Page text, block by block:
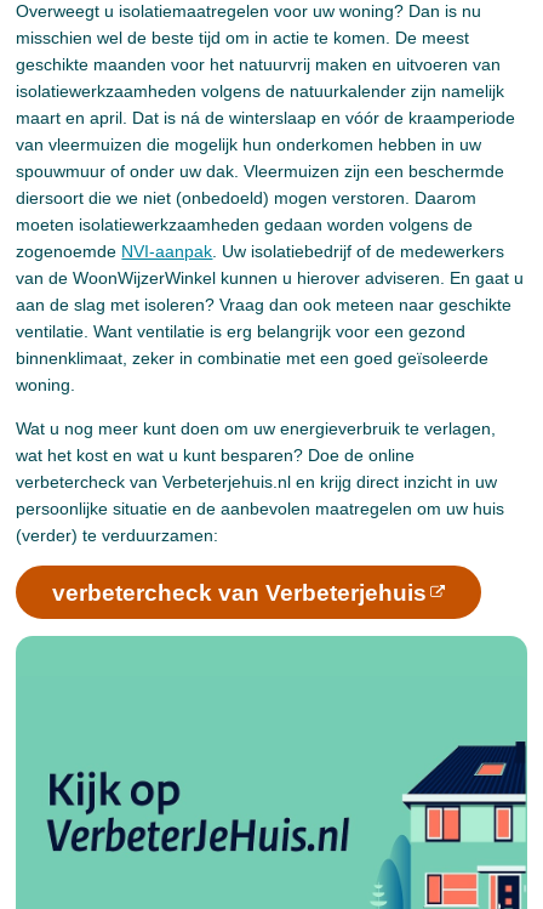
Overweegt u isolatiemaatregelen voor uw woning? Dan is nu
misschien wel de beste tijd om in actie te komen. De meest
geschikte maanden voor het natuurvrij maken en uitvoeren van
isolatiewerkzaamheden volgens de natuurkalender zijn namelijk
maart en april. Dat is ná de winterslaap en vóór de kraamperiode
van vleermuizen die mogelijk hun onderkomen hebben in uw
spouwmuur of onder uw dak. Vleermuizen zijn een beschermde
diersoort die we niet (onbedoeld) mogen verstoren. Daarom
moeten isolatiewerkzaamheden gedaan worden volgens de
zogenoemde NVI-aanpak . Uw isolatiebedrijf of de medewerkers
van de WoonWijzerWinkel kunnen u hierover adviseren. En gaat u
aan de slag met isoleren? Vraag dan ook meteen naar geschikte
ventilatie. Want ventilatie is erg belangrijk voor een gezond
binnenklimaat, zeker in combinatie met een goed geïsoleerde
woning.
Wat u nog meer kunt doen om uw energieverbruik te verlagen,
wat het kost en wat u kunt besparen? Doe de online
verbetercheck van Verbeterjehuis.nl en krijg direct inzicht in uw
persoonlijke situatie en de aanbevolen maatregelen om uw huis
(verder) te verduurzamen:
verbetercheck van Verbeterjehuis